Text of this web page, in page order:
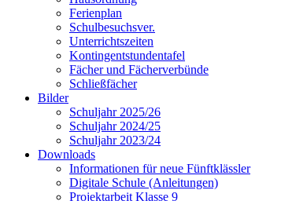
Ferienplan
Schulbesuchsver.
Unterrichtszeiten
Kontingentstundentafel
Fächer und Fächerverbünde
Schließfächer
Bilder
Schuljahr 2025/26
Schuljahr 2024/25
Schuljahr 2023/24
Downloads
Informationen für neue Fünftklässler
Digitale Schule (Anleitungen)
Projektarbeit Klasse 9